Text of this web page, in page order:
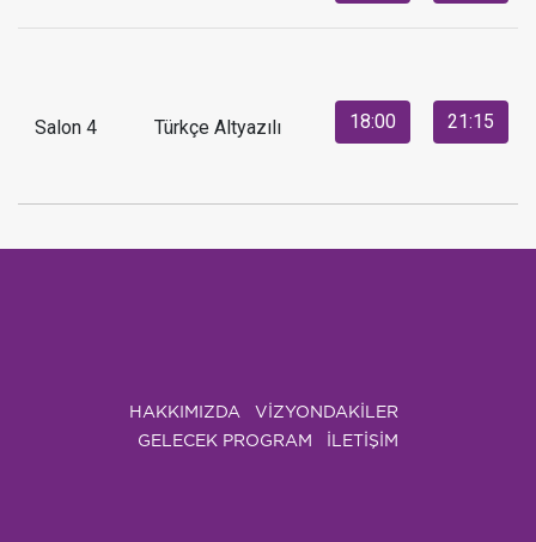
Salon 4 Türkçe Altyazılı 18:00 21:15
HAKKIMIZDA
VIZYONDAKILER
GELECEK PROGRAM
İLETİŞİM